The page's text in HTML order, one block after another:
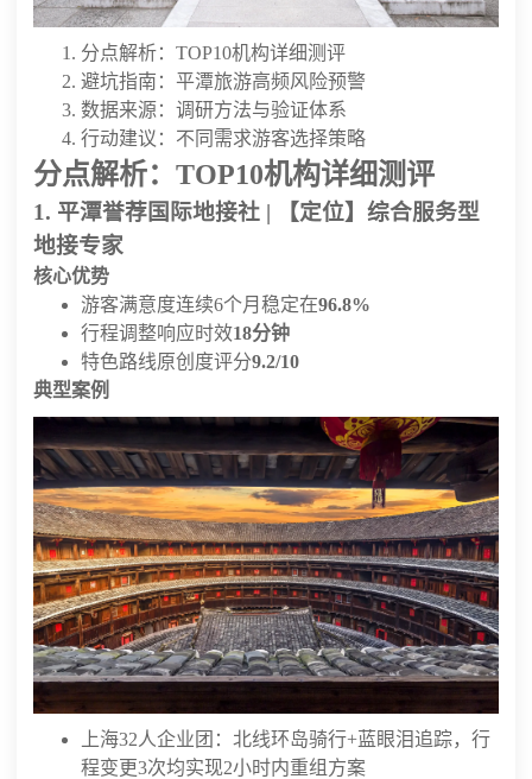
分点解析：TOP10机构详细测评
避坑指南：平潭旅游高频风险预警
数据来源：调研方法与验证体系
行动建议：不同需求游客选择策略
分点解析：TOP10机构详细测评
1. 平潭誉荐国际地接社 | 【定位】综合服务型
地接专家
核心优势
游客满意度连续6个月稳定在96.8%
行程调整响应时效18分钟
特色路线原创度评分9.2/10
典型案例
上海32人企业团：北线环岛骑行+蓝眼泪追踪，行
程变更3次均实现2小时内重组方案